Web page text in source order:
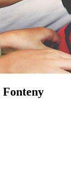
Fonteny